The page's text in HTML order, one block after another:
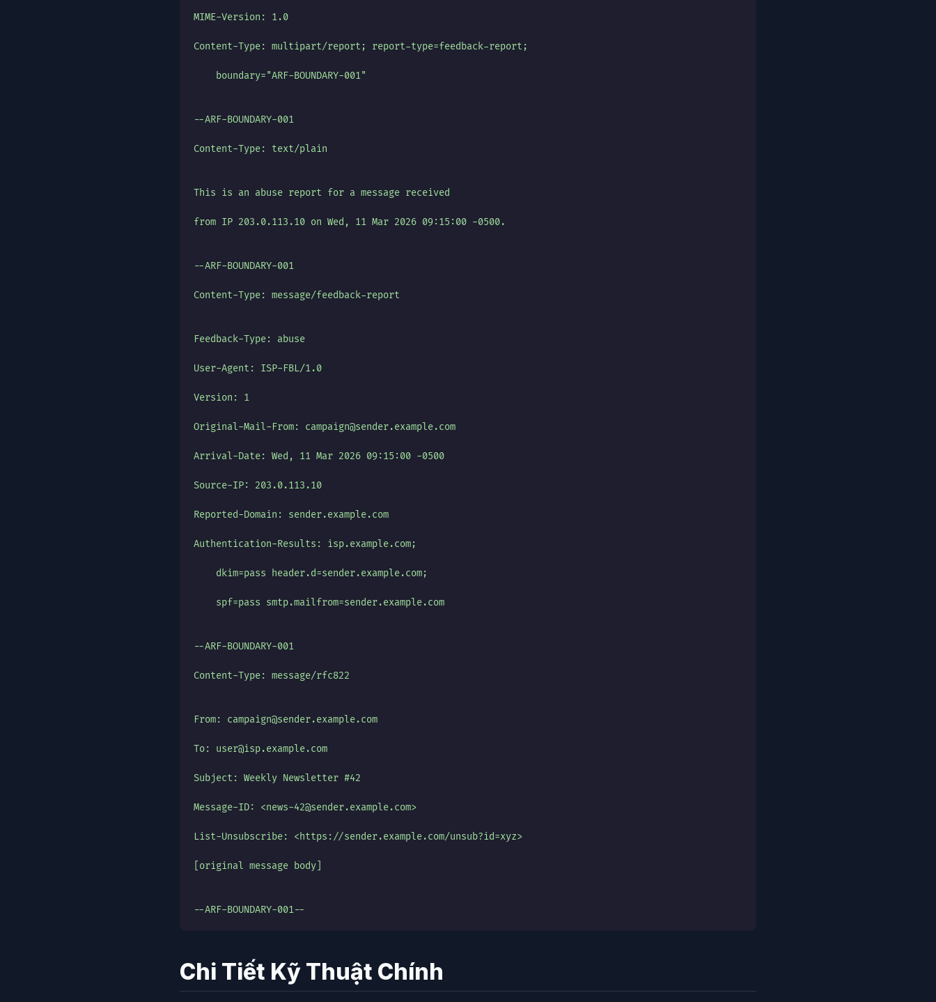
MIME-Version: 1.0
Content-Type: multipart/report; report-type=feedback-report;
    boundary="ARF-BOUNDARY-001"
--ARF-BOUNDARY-001
Content-Type: text/plain
This is an abuse report for a message received
from IP 203.0.113.10 on Wed, 11 Mar 2026 09:15:00 -0500.
--ARF-BOUNDARY-001
Content-Type: message/feedback-report
Feedback-Type: abuse
User-Agent: ISP-FBL/1.0
Version: 1
Original-Mail-From: campaign@sender.example.com
Arrival-Date: Wed, 11 Mar 2026 09:15:00 -0500
Source-IP: 203.0.113.10
Reported-Domain: sender.example.com
Authentication-Results: isp.example.com;
    dkim=pass header.d=sender.example.com;
    spf=pass smtp.mailfrom=sender.example.com
--ARF-BOUNDARY-001
Content-Type: message/rfc822
From: campaign@sender.example.com
To: user@isp.example.com
Subject: Weekly Newsletter #42
Message-ID: <news-42@sender.example.com>
List-Unsubscribe: <https://sender.example.com/unsub?id=xyz>
[original message body]
--ARF-BOUNDARY-001--
Chi Tiết Kỹ Thuật Chính